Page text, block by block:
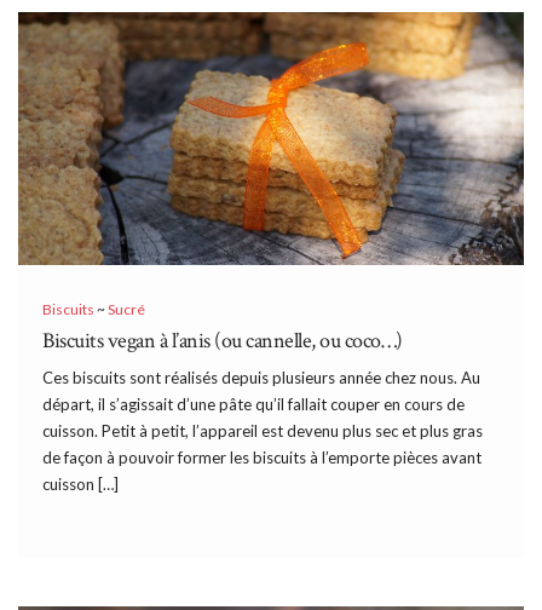
Biscuits ~Sucré
Biscuits vegan à l’anis (ou cannelle, ou coco…)
Ces biscuits sont réalisés depuis plusieurs année chez nous. Au
départ, il s’agissait d’une pâte qu’il fallait couper en cours de
cuisson. Petit à petit, l’appareil est devenu plus sec et plus gras
de façon à pouvoir former les biscuits à l’emporte pièces avant
cuisson […]